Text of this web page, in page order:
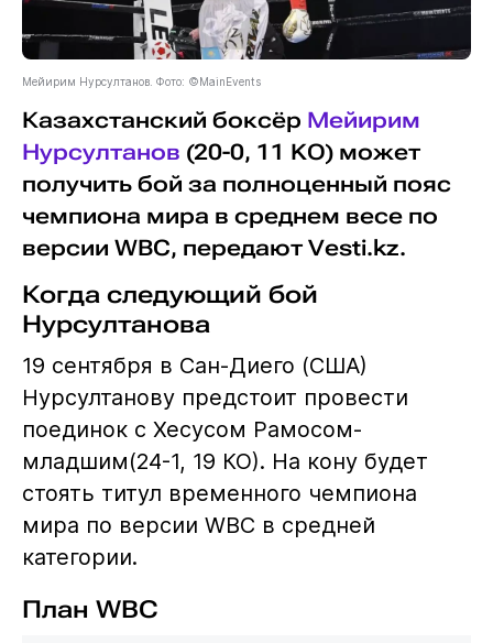
Мейирим Нурсултанов. Фото: ©MainEvents
Казахстанский боксёр Мейирим
Нурсултанов (20-0, 11 KO) может
получить бой за полноценный пояс
чемпиона мира в среднем весе по
версии WBC, передают Vesti.kz.
Когда следующий бой
Нурсултанова
19 сентября в Сан-Диего (США)
Нурсултанову предстоит провести
поединок с Хесусом Рамосом-
младшим(24-1, 19 КО). На кону будет
стоять титул временного чемпиона
мира по версии WBC в средней
категории.
План WBC